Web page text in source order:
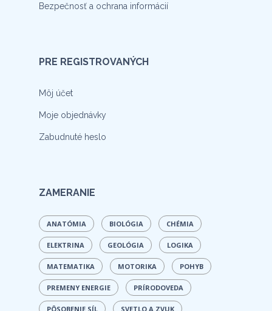
Bezpečnosť a ochrana informácií
PRE REGISTROVANÝCH
Môj účet
Moje objednávky
Zabudnuté heslo
ZAMERANIE
ANATÓMIA BIOLÓGIA CHÉMIA
ELEKTRINA GEOLÓGIA LOGIKA
MATEMATIKA MOTORIKA POHYB
PREMENY ENERGIE PRÍRODOVEDA
PÔSOBENIE SÍL SVETLO A ZVUK